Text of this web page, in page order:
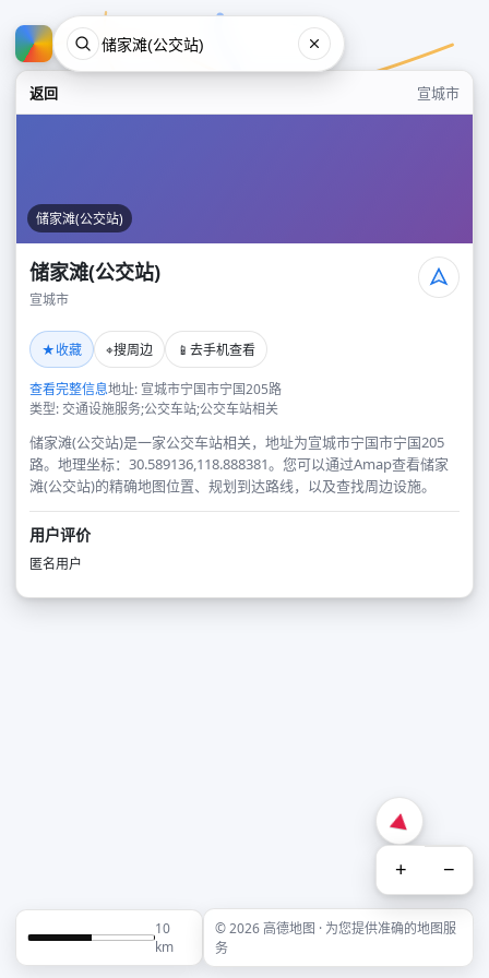
返回 宣城市
储家滩(公交站)
储家滩(公交站)
宣城市
★收藏 ⌖搜周边 📱 去手机查看
查看完整信息地址: 宣城市宁国市宁国205路
类型: 交通设施服务;公交车站;公交车站相关
储家滩(公交站)是一家公交车站相关，地址为宣城市宁国市宁国205
路。地理坐标：30.589136,118.888381。您可以通过Amap查看储家
滩(公交站)的精确地图位置、规划到达路线，以及查找周边设施。
用户评价
匿名用户
+ −
10
km
© 2026 高德地图 · 为您提供准确的地图服
务